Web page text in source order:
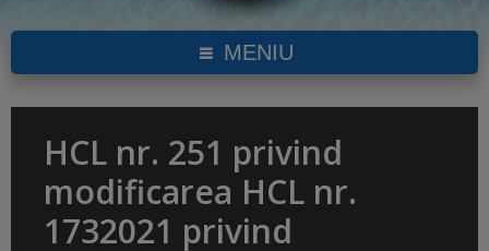
MENIU
HCL nr. 251 privind
modificarea HCL nr.
1732021 privind